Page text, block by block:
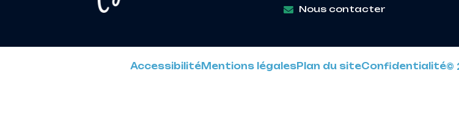
Nous contacter
AccessibilitéMentions légalesPlan du siteConfidentialité©